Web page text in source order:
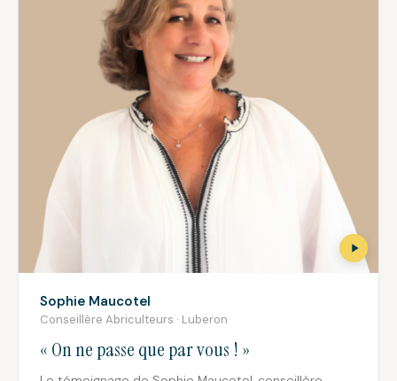
Sophie Maucotel
Conseillère Abriculteurs · Luberon
« On ne passe que par vous ! »